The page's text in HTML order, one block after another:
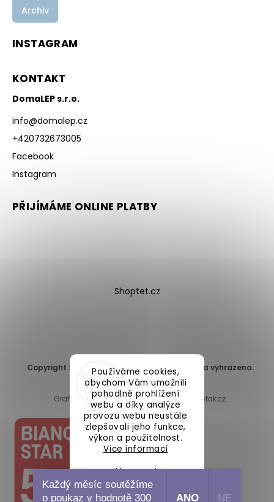
Používáme cookies,
abychom Vám umožnili
pohodlné prohlížení
webu a díky analýze
provozu webu neustále
zlepšovali jeho funkce,
výkon a použitelnost.
Více informací
Nastavení
Archiv
INSTAGRAM
KONTAKT
DomaLEP s.r.o.
info@domalep.cz
+420732673005
Facebook
Instagram
PŘIJÍMÁME ONLINE PLATBY
Shoptet.cz
Copyright 2026 DomaLEP s.r.o. . Všechna práva vyhrazena.
Upravit nastavení cookies
Grafický návrh vytvořil a nakódoval
Shoptak.cz
Každý měsíc soutěžíme
o poukaz v hodnotě 300
ANO NE